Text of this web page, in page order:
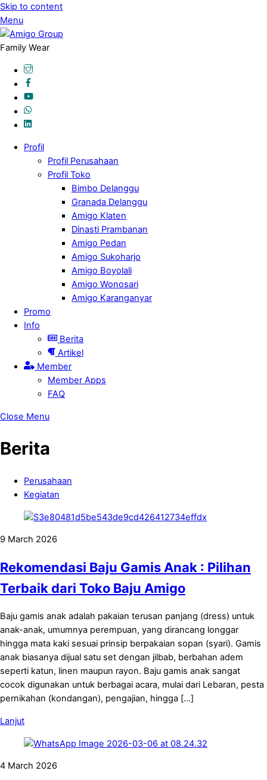
Skip to content
Menu
Family Wear
Profil
Profil Perusahaan
Profil Toko
Bimbo Delanggu
Granada Delanggu
Amigo Klaten
Dinasti Prambanan
Amigo Pedan
Amigo Sukoharjo
Amigo Boyolali
Amigo Wonosari
Amigo Karanganyar
Promo
Info
Berita
Artikel
Member
Member Apps
FAQ
Close Menu
Berita
Perusahaan
Kegiatan
9 March 2026
Rekomendasi Baju Gamis Anak : Pilihan
Terbaik dari Toko Baju Amigo
Baju gamis anak adalah pakaian terusan panjang (dress) untuk
anak-anak, umumnya perempuan, yang dirancang longgar
hingga mata kaki sesuai prinsip berpakaian sopan (syari). Gamis
anak biasanya dijual satu set dengan jilbab, berbahan adem
seperti katun, linen maupun rayon. Baju gamis anak sangat
cocok digunakan untuk berbagai acara, mulai dari Lebaran, pesta
pernikahan (kondangan), pengajian, hingga […]
Lanjut
4 March 2026